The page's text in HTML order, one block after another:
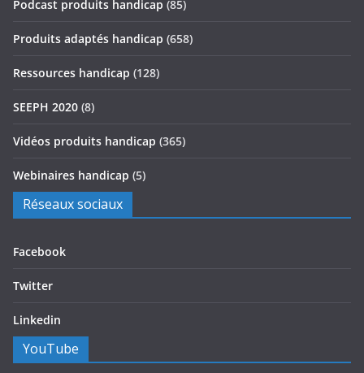
Podcast produits handicap (85)
Produits adaptés handicap (658)
Ressources handicap (128)
SEEPH 2020 (8)
Vidéos produits handicap (365)
Webinaires handicap (5)
Réseaux sociaux
Facebook
Twitter
Linkedin
YouTube